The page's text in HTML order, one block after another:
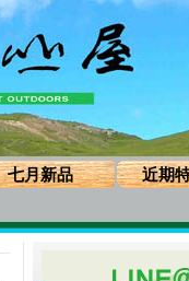
七月新品 近期